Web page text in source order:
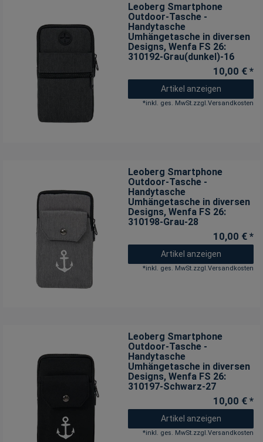
Leoberg Smartphone
Outdoor-Tasche -
Handytasche
Umhängetasche in diversen
Designs, Wenfa FS 26:
310192-Grau(dunkel)-16
10,00 € *
Artikel anzeigen
*inkl. ges. MwSt.zzgl.Versandkosten
Leoberg Smartphone
Outdoor-Tasche -
Handytasche
Umhängetasche in diversen
Designs, Wenfa FS 26:
310198-Grau-28
10,00 € *
Artikel anzeigen
*inkl. ges. MwSt.zzgl.Versandkosten
Leoberg Smartphone
Outdoor-Tasche -
Handytasche
Umhängetasche in diversen
Designs, Wenfa FS 26:
310197-Schwarz-27
10,00 € *
Artikel anzeigen
*inkl. ges. MwSt.zzgl.Versandkosten